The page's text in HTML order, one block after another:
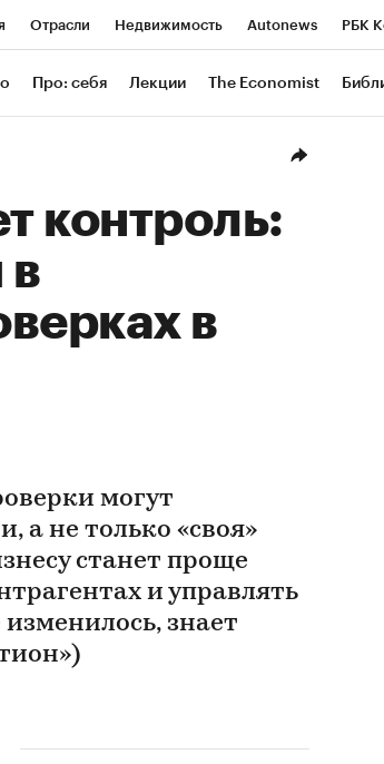
Отрасли Недвижимость Autonews РБК
РБК Life Тренды Визионеры
Про: себя Лекции The Economist
контроль:
в
в
могут
а не только «своя»
станет проще
и управлять
знает